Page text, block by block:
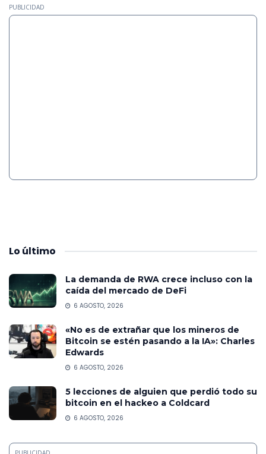
PUBLICIDAD
Lo último
La demanda de RWA crece incluso con la
caída del mercado de DeFi
6 AGOSTO, 2026
«No es de extrañar que los mineros de
Bitcoin se estén pasando a la IA»: Charles
Edwards
6 AGOSTO, 2026
5 lecciones de alguien que perdió todo su
bitcoin en el hackeo a Coldcard
6 AGOSTO, 2026